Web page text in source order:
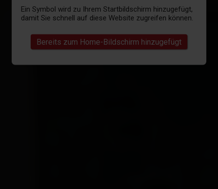
Ein Symbol wird zu Ihrem Startbildschirm hinzugefügt,
damit Sie schnell auf diese Website zugreifen können.
Bereits zum Home-Bildschirm hinzugefügt